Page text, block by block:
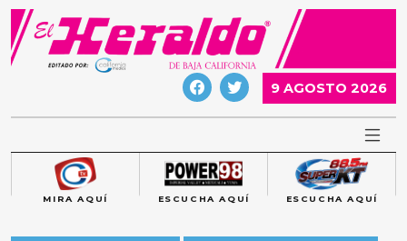
Skip
content
9 AGOSTO 2026
MIRA AQUÍ ESCUCHA AQUÍ ESCUCHA AQUÍ